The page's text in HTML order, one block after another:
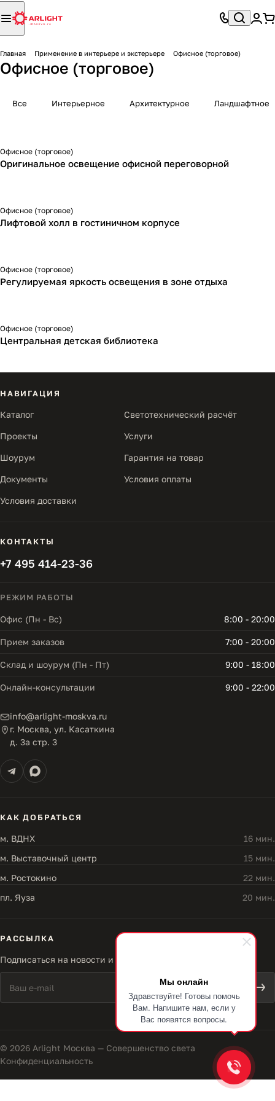
Мы онлайн
Здравствуйте! Готовы помочь
Вам. Напишите нам, если у
Вас появятся вопросы.
Главная Применение в интерьере и экстерьере Офисное (торговое)
Офисное (торговое)
Все Интерьерное Архитектурное Ландшафтное
Офисное (торговое)
Оригинальное освещение офисной переговорной
Офисное (торговое)
Лифтовой холл в гостиничном корпусе
Офисное (торговое)
Регулируемая яркость освещения в зоне отдыха
Офисное (торговое)
Центральная детская библиотека
НАВИГАЦИЯ
Каталог Светотехнический расчёт
Проекты Услуги
Шоурум Гарантия на товар
Документы Условия оплаты
Условия доставки
КОНТАКТЫ
+7 495 414-23-36
РЕЖИМ РАБОТЫ
Офис (Пн - Вс) 8:00 - 20:00
Прием заказов 7:00 - 20:00
Склад и шоурум (Пн - Пт) 9:00 - 18:00
Онлайн-консультации 9:00 - 22:00
info@arlight-moskva.ru
г. Москва, ул. Касаткина
д. 3а стр. 3
КАК ДОБРАТЬСЯ
м. ВДНХ
16 мин.
м. Выставочный центр
15 мин.
м. Ростокино
22 мин.
пл. Яуза
20 мин.
РАССЫЛКА
Подписаться на новости и акции
© 2026 Arlight Москва — Совершенство света
Конфиденциальность